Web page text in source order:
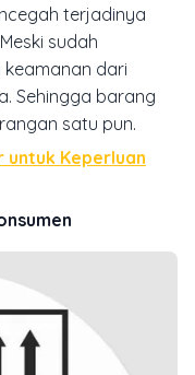
terjadinya
sudah
keamanan dari
Sehingga barang
satu pun.
Keperluan